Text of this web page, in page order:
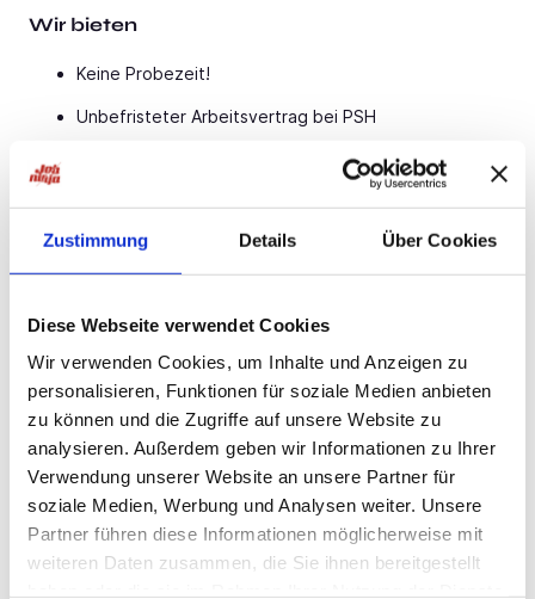
Zustimmung Details Über Cookies
Diese Webseite verwendet Cookies
Wir verwenden Cookies, um Inhalte und Anzeigen zu
personalisieren, Funktionen für soziale Medien anbieten
zu können und die Zugriffe auf unsere Website zu
analysieren. Außerdem geben wir Informationen zu Ihrer
Verwendung unserer Website an unsere Partner für
soziale Medien, Werbung und Analysen weiter. Unsere
Partner führen diese Informationen möglicherweise mit
weiteren Daten zusammen, die Sie ihnen bereitgestellt
Wir bieten
Keine Probezeit!
Unbefristeter Arbeitsvertrag bei PSH
Übertarifliche Bezahlung, Urlaubs- & Weihnachtsgeld
Übernahmemöglichkeit beim Kundenbetrieb
Persönliche Betreuung durch dein PSH-Team vor Ort
Teamgeist & gelebte Loyalität im täglichen
Miteinander
Ansprechpartner
Philipp Rauer
Recruiting